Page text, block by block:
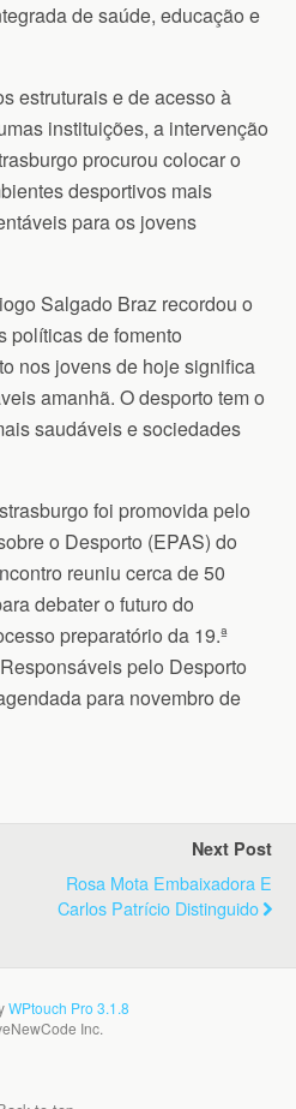
de saúde, educação e
estruturais e de acesso à
instituições, a intervenção
procurou colocar o
desportivos mais
para os jovens
Salgado Braz recordou o
políticas de fomento
nos jovens de hoje significa
amanhã. O desporto tem o
saudáveis e sociedades
foi promovida pelo
o Desporto (EPAS) do
reuniu cerca de 50
debater o futuro do
preparatório da 19.ª
pelo Desporto
para novembro de
Next Post
Rosa Mota Embaixadora E
Carlos Patrício Distinguido
WPtouch Pro 3.1.8
Inc.